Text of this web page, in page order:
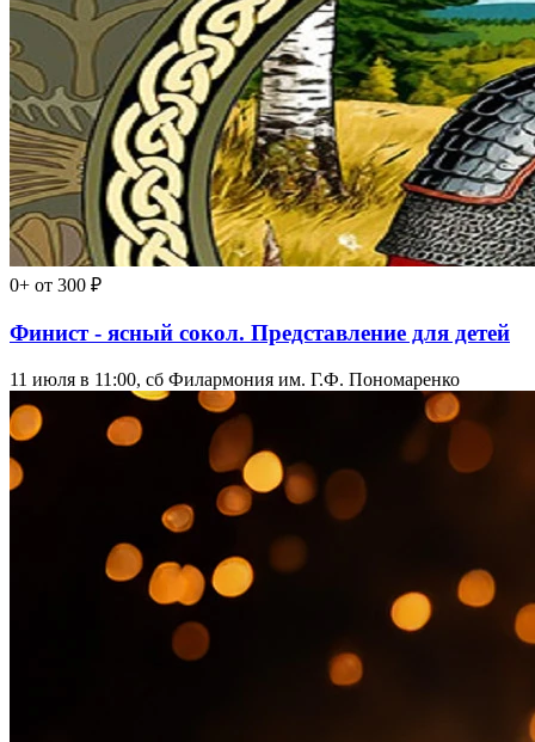
0+ от 300 ₽
Финист - ясный сокол. Представление для детей
11 июля в 11:00, сб Филармония им. Г.Ф. Пономаренко